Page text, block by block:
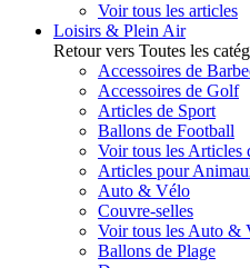
Voir tous les articles
Loisirs & Plein Air
Retour vers Toutes les
Accessoires de
Accessoires de Golf
Articles de Sport
Ballons de Football
Voir tous les Articles
Articles pour
Auto & Vélo
Couvre-selles
Voir tous les Auto &
Ballons de Plage